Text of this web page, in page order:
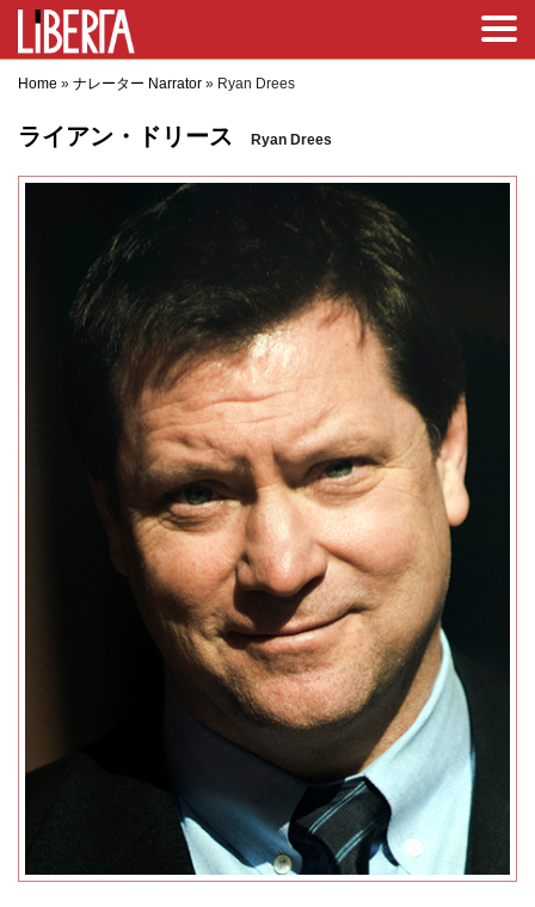
Home » ナレーター Narrator » Ryan Drees
ライアン・ドリース Ryan Drees